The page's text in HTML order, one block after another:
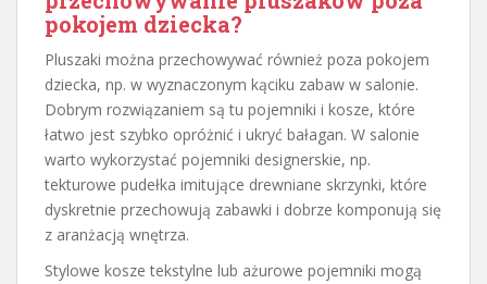
pokojem dziecka?
Pluszaki można przechowywać również poza pokojem
dziecka, np. w wyznaczonym kąciku zabaw w salonie.
Dobrym rozwiązaniem są tu pojemniki i kosze, które
łatwo jest szybko opróżnić i ukryć bałagan. W salonie
warto wykorzystać pojemniki designerskie, np.
tekturowe pudełka imitujące drewniane skrzynki, które
dyskretnie przechowują zabawki i dobrze komponują się
z aranżacją wnętrza.
Stylowe kosze tekstylne lub ażurowe pojemniki mogą